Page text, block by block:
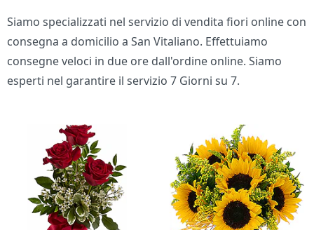
Siamo specializzati nel servizio di vendita fiori online con
consegna a domicilio a San Vitaliano. Effettuiamo
consegne veloci in due ore dall'ordine online. Siamo
esperti nel garantire il servizio 7 Giorni su 7.
Bouquet di fiori